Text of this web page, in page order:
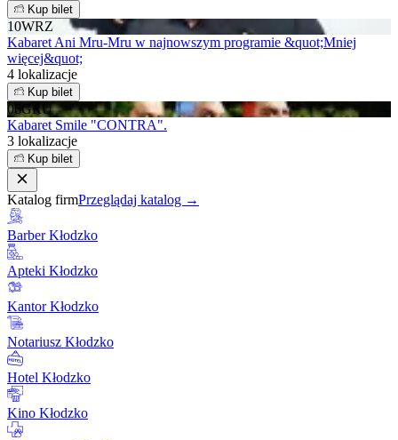
Kup bilet
10WRZ
Kabaret Ani Mru-Mru w najnowszym programie &quot;Mniej
więcej&quot;
4 lokalizacje
Kup bilet
06GRU
Kabaret Smile "CONTRA".
3 lokalizacje
Kup bilet
Katalog firmPrzeglądaj katalog →
Barber Kłodzko
Apteki Kłodzko
Kantor Kłodzko
Notariusz Kłodzko
Hotel Kłodzko
Kino Kłodzko